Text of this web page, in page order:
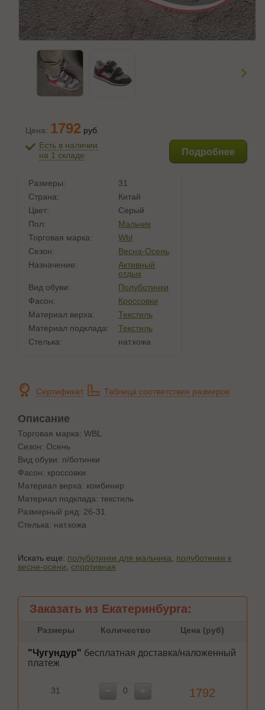
Цена: 1792 руб
Есть в наличии
на 1 складе
Подробнее
Размеры:
31
Страна:
Китай
Цвет:
Серый
Пол:
Мальчик
Торговая марка:
Wbl
Сезон:
Весна-Осень
Назначение:
Активный
отдых
Вид обуви:
Полуботинки
Фасон:
Кроссовки
Материал верха:
Текстиль
Материал подклада:
Текстиль
Стелька:
нат.кожа
Сертификат Таблица соответствия размеров
Описание
Торговая марка: WBL
Сезон: Осень
Вид обуви: п/ботинки
Фасон: кроссовки
Материал верха: комбинир
Материал подклада: текстиль
Размерный ряд: 26-31
Стелька: нат.кожа
Искать еще: полуботинки для мальчика
полуботинки к
весне-осени спортивная
Заказать из Екатеринбурга:
Размеры Количество Цена (руб)
"Чугундур" бесплатная доставка/наложенный
платеж
31 1792